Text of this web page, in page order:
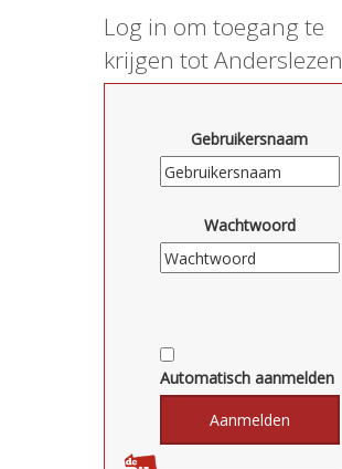
Log in om toegang te
krijgen tot Anderslezen
Gebruikersnaam
Wachtwoord
Automatisch aanmelden